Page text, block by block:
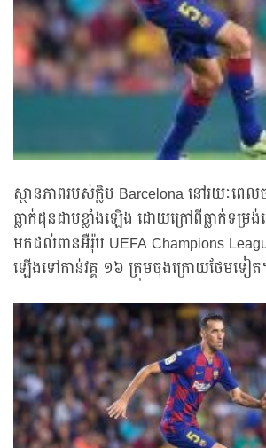
ស្ថានភាពរបស់ក្លិប Barcelona នៅរយៈពេ
ធ្លាក់ដុនដាបខ្លាំងឡើង ដោយក្រៅពីធ្លាក់ទម្
មកដល់ពានអឺរ៉ុប UEFA Champions
ឡើងទៅកាន់វគ្គ ១៦ ក្រុមចុងក្រោយថែមទៀ